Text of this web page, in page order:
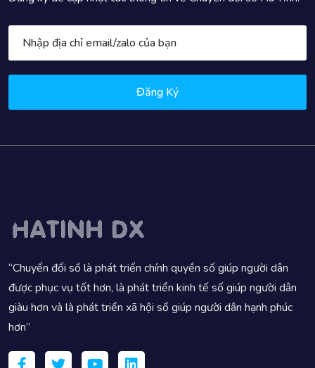
Đăng Ký
“Chuyển đổi số là phát triển chính quyền số giúp người dân
được phục vụ tốt hơn, là phát triển kinh tế số giúp người dân
giàu hơn và là phát triển xã hội số giúp người dân hạnh phúc
hơn”